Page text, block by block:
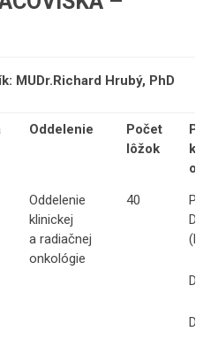
MUDr.Richard Hrubý, PhD
Oddelenie
Počet
lôžok
Oddelenie
klinickej
a radiačnej
onkológie
40